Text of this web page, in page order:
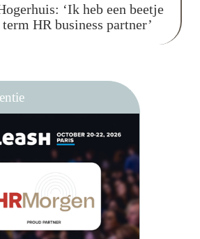
‘Ik heb een beetje
HR business partner’